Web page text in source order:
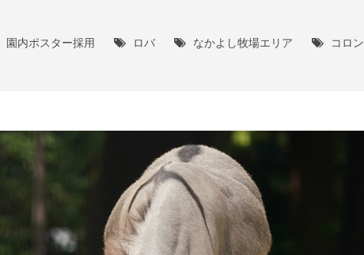
園内ポスター採用 ロバ なかよし牧場エリア コロン